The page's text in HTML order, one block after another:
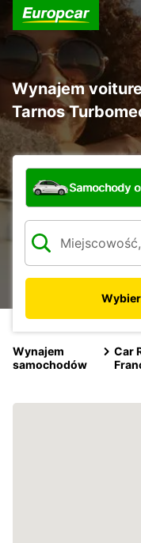
Wynajem
Tarnos
Jaki typ pojazdu?
Samochody
Wynajem
samochodów
Car